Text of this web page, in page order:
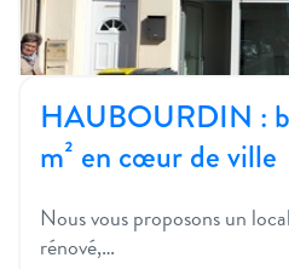
HAUBOURDIN :
m² en cœur de ville
Nous vous proposons un
rénové,…